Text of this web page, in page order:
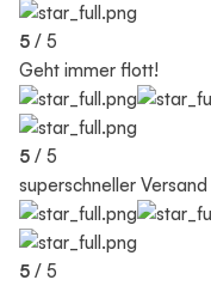
5 / 5
Geht immer flott!
5 / 5
superschneller
5 / 5